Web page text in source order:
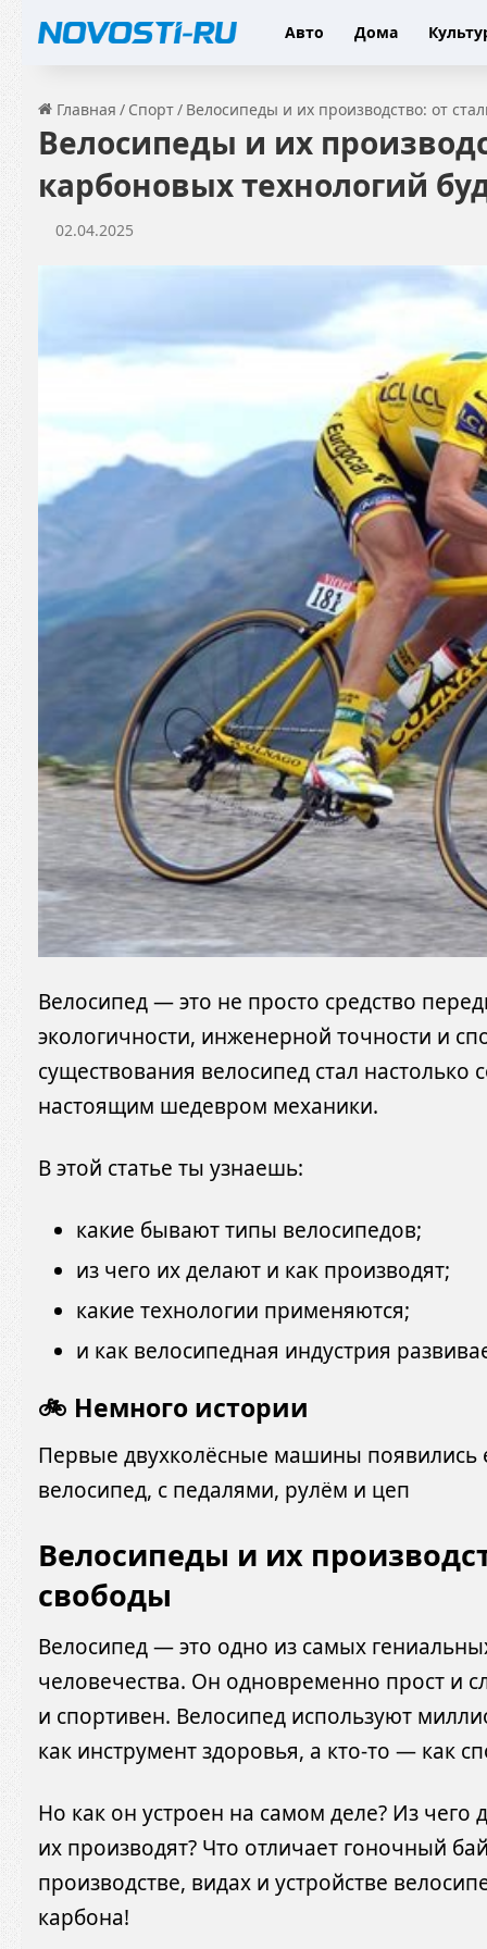
Авто Дома
Главная / Спорт/ Велосипеды и их производство: от
Велосипеды и их
карбоновых технологий
02.04.2025
Велосипед — это не просто средство
экологичности, инженерной точности и
существования велосипед стал
настоящим шедевром механики.
В этой статье ты узнаешь:
какие бывают типы велосипедов;
из чего их делают и как производят;
какие технологии применяются;
и как велосипедная индустрия
🚲 Немного истории
Первые двухколёсные машины появились
велосипед, с педалями, рулём и цеп
Велосипеды и их
свободы
Велосипед — это одно из самых
человечества. Он одновременно прост и
и спортивен. Велосипед используют
как инструмент здоровья, а кто-то — как
Но как он устроен на самом деле? Из
их производят? Что отличает гоночный
производстве, видах и устройстве
карбона!